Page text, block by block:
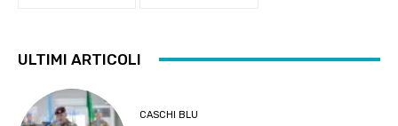
ULTIMI ARTICOLI
CASCHI BLU